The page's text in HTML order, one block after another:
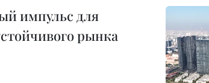
импульс для
рынка